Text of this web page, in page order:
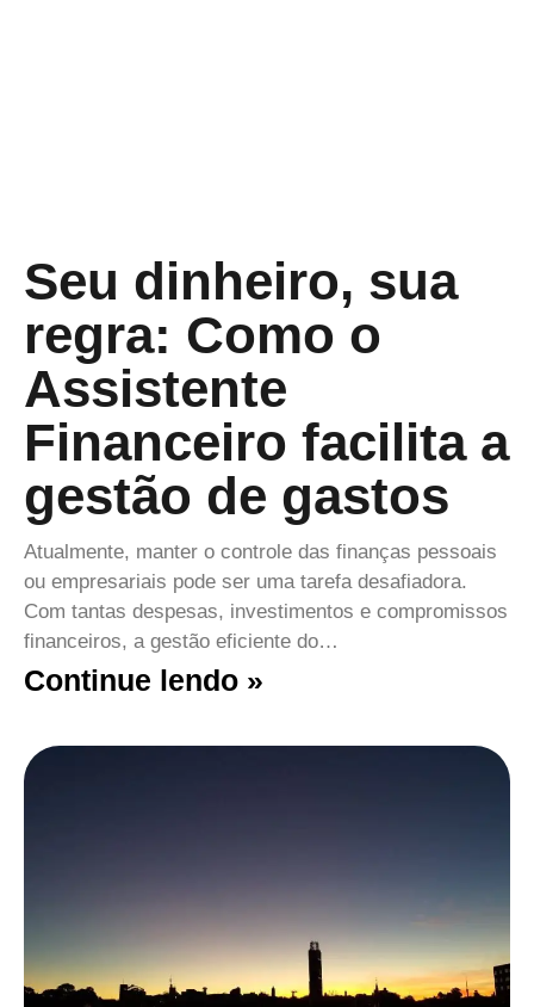
Seu dinheiro, sua
regra: Como o
Assistente
Financeiro facilita a
gestão de gastos
Atualmente, manter o controle das finanças pessoais
ou empresariais pode ser uma tarefa desafiadora.
Com tantas despesas, investimentos e compromissos
financeiros, a gestão eficiente do…
Continue lendo »